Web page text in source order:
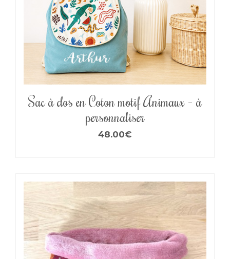
Sac à dos en Coton motif Animaux – à
personnaliser
48.00€